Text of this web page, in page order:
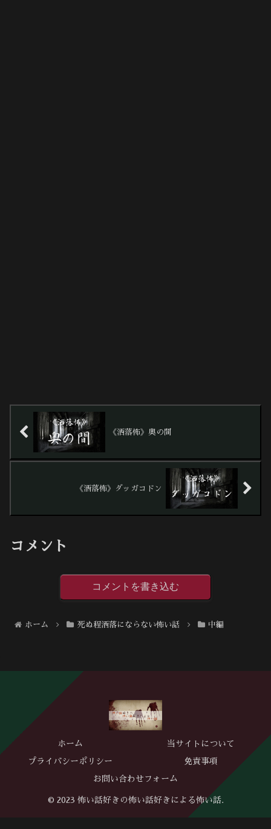
《洒落怖》奥の間
《洒落怖》ダッガコドン
コメント
コメントを書き込む
ホーム 死ぬ程洒落にならない怖い話 中編
ホーム 当サイトについて
プライバシーポリシー 免責事項
お問い合わせフォーム
© 2023 怖い話好きの怖い話好きによる怖い話.